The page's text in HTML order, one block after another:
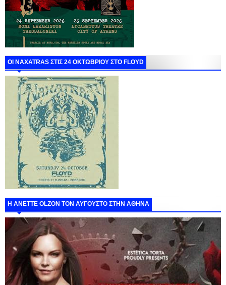
ΟΙ NAXATRAS ΣΤΙΣ 24 ΟΚΤΩΒΡΙΟΥ ΣΤΟ FLOYD
Η ANETTE OLZON ΤΟΝ ΑΥΓΟΥΣΤΟ ΣΤΗΝ ΑΘΗΝΑ